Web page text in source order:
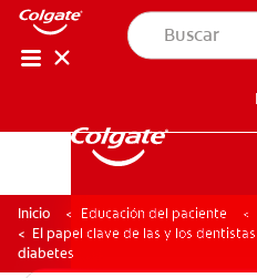
Inicio Educación del paciente
El papel clave de las y los
diabetes